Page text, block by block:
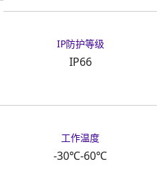
IP防护等级
IP66
工作温度
-30℃-60℃